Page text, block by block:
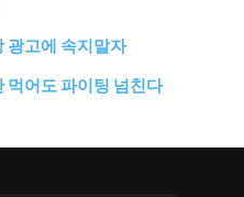
광고에 속지말자
먹어도 파이팅 넘친다